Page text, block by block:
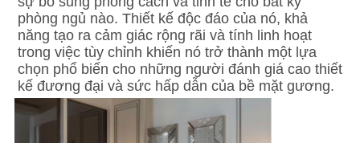
phòng ngủ nào. Thiết kế độc đáo của nó, khả
năng tạo ra cảm giác rộng rãi và tính linh hoạt
trong việc tùy chỉnh khiến nó trở thành một lựa
chọn phổ biến cho những người đánh giá cao thiết
kế đương đại và sức hấp dẫn của bề mặt gương.